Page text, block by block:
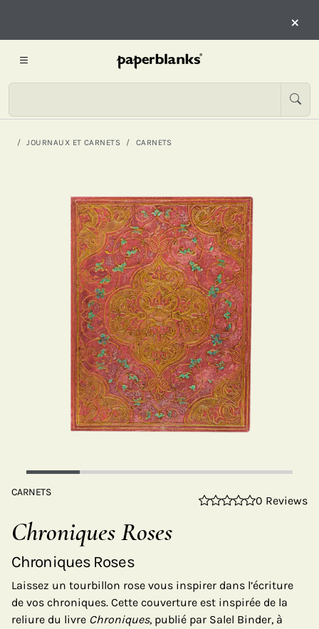
×
JOURNAUX ET CARNETS CARNETS
CARNETS
0 Reviews
Chroniques Roses
Chroniques Roses
Laissez un tourbillon rose vous inspirer dans l’écriture
de vos chroniques. Cette couverture est inspirée de la
reliure du livre Chroniques, publié par Salel Binder, à